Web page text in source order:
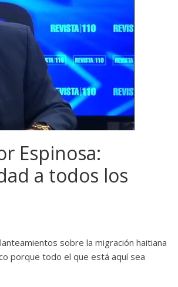
Espinosa:
a todos los
sobre la migración haitiana
porque todo el que está aquí sea